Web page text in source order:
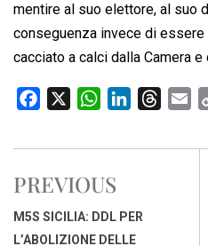
mentire al suo elettore, al suo
conseguenza invece di
cacciato a calci dalla Camera e
c
b
o
o
W
a
s
A
p
n
d
I
r
a
PREVIOUS
M5S SICILIA: DDL PER
L’ABOLIZIONE DELLE